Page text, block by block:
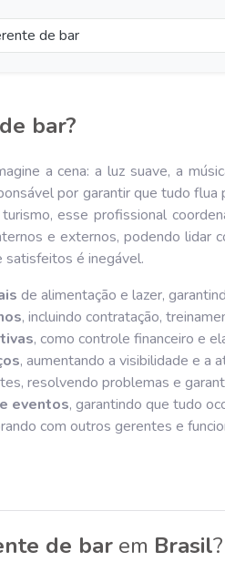
de bar
bar?
a cena: a luz suave, a
por garantir que tudo
esse profissional
e externos, podendo
satisfeitos é inegável.
de alimentação e lazer,
, incluindo contratação,
, como controle financeiro e
, aumentando a visibilidade e a
resolvendo problemas e
eventos, garantindo que tudo
com outros gerentes e
de bar em Brasil?